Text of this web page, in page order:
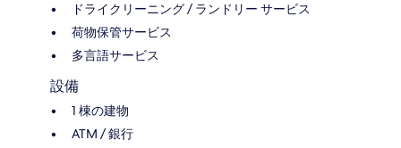
ドライクリーニング / ランドリー サービス
荷物保管サービス
多言語サービス
設備
1 棟の建物
ATM / 銀行